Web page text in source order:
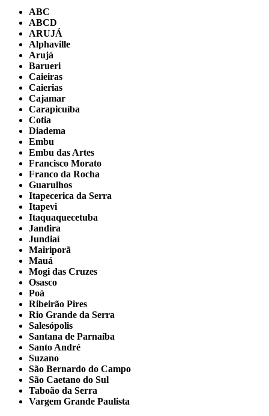
ABC
ABCD
ARUJÁ
Alphaville
Arujá
Barueri
Caieiras
Caierias
Cajamar
Carapicuíba
Cotia
Diadema
Embu
Embu das Artes
Francisco Morato
Franco da Rocha
Guarulhos
Itapecerica da Serra
Itapevi
Itaquaquecetuba
Jandira
Jundiaí
Mairiporã
Mauá
Mogi das Cruzes
Osasco
Poá
Ribeirão Pires
Rio Grande da Serra
Salesópolis
Santana de Parnaíba
Santo André
Suzano
São Bernardo do Campo
São Caetano do Sul
Taboão da Serra
Vargem Grande Paulista